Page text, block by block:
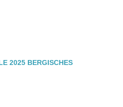
2025 BERGISCHES